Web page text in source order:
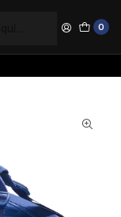
0